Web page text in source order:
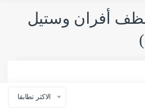
أفران وستيل
الاكثر تطابقا